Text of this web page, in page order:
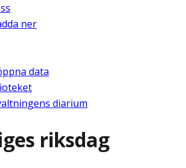
ner
data
diarium
riksdag